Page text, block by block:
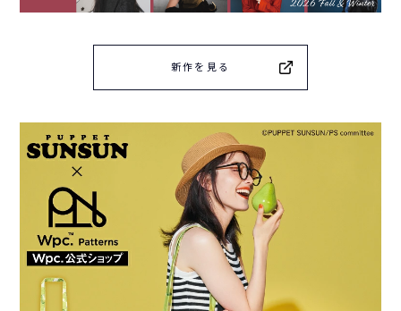
新作を見る